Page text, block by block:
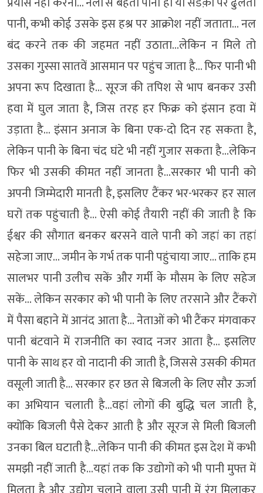
पानी, कभी कोई उसके इस हश्र पर आक्रोश नहीं जताता… नल
बंद करने तक की जहमत नहीं उठाता…लेकिन न मिले तो
उसका गुस्सा सातवें आसमान पर पहुंच जाता है… फिर पानी भी
अपना रूप दिखाता है… सूरज की तपिश से भाप बनकर उसी
हवा में घुल जाता है, जिस तरह हर फिक्र को इंसान हवा में
उड़ाता है… इंसान अनाज के बिना एक-दो दिन रह सकता है,
लेकिन पानी के बिना चंद घंटे भी नहीं गुजार सकता है…लेकिन
फिर भी उसकी कीमत नहीं जानता है…सरकार भी पानी को
अपनी जिम्मेदारी मानती है, इसलिए टैंकर भर-भरकर हर साल
घरों तक पहुंचाती है… ऐसी कोई तैयारी नहीं की जाती है कि
ईश्वर की सौगात बनकर बरसने वाले पानी को जहां का तहां
सहेजा जाए… जमीन के गर्भ तक पानी पहुंचाया जाए… ताकि हम
सालभर पानी उलीच सकें और गर्मी के मौसम के लिए सहेज
सकें… लेकिन सरकार को भी पानी के लिए तरसाने और टैंकरों
में पैसा बहाने में आनंद आता है… नेताओं को भी टैंकर मंगवाकर
पानी बंटवाने में राजनीति का स्वाद नजर आता है… इसलिए
पानी के साथ हर वो नादानी की जाती है, जिससे उसकी कीमत
वसूली जाती है… सरकार हर छत से बिजली के लिए सौर ऊर्जा
का अभियान चलाती है…वहां लोगों की बुद्धि चल जाती है,
क्योंकि बिजली पैसे देकर आती है और सूरज से मिली बिजली
उनका बिल घटाती है…लेकिन पानी की कीमत इस देश में कभी
समझी नहीं जाती है…यहां तक कि उद्योगों को भी पानी मुफ्त में